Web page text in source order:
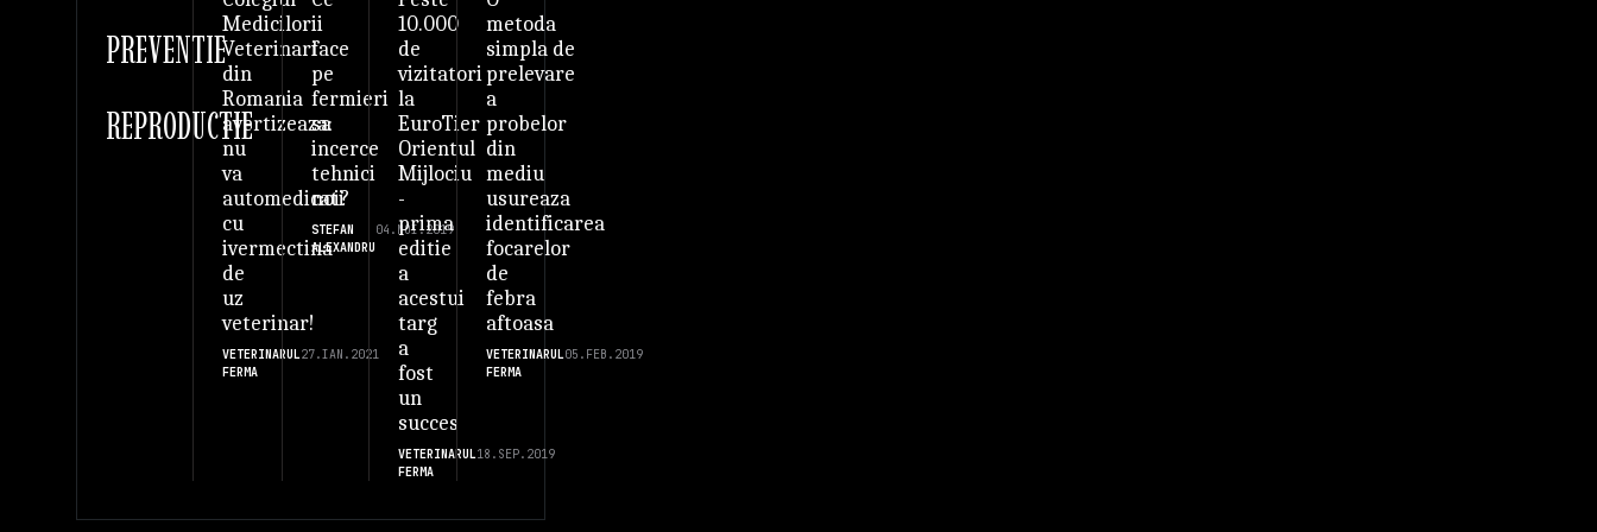
PREVENTIE
REPRODUCTIE
Medicilor
Veterinari
din
Romania
avertizeaza:
nu
va
automedicati
cu
ivermectina
de
uz
veterinar!
VETERINARUL
FERMA
27.IAN.2021
ii
face
pe
fermieri
sa
incerce
tehnici
noi?
STEFAN
ALEXANDRU
04.NOI.2019
10.000
de
vizitatori
la
EuroTier
Orientul
Mijlociu
-
prima
editie
a
acestui
targ
a
fost
un
succes
VETERINARUL
FERMA
18.SEP.2019
metoda
simpla de
prelevare
a
probelor
din
mediu
usureaza
identificarea
focarelor
de
febra
aftoasa
VETERINARUL
FERMA
05.FEB.2019